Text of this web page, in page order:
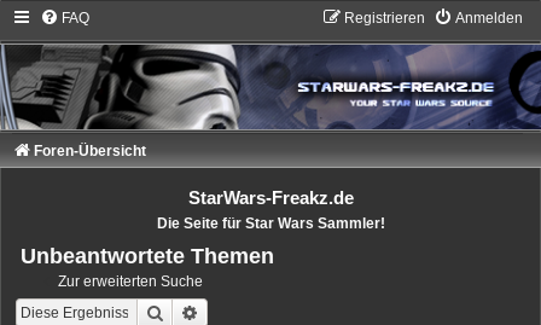
FAQ Anmelden
Registrieren
Foren-Übersicht
StarWars-Freakz.de
Die Seite für Star Wars Sammler!
Unbeantwortete Themen
Zur erweiterten Suche
Suche